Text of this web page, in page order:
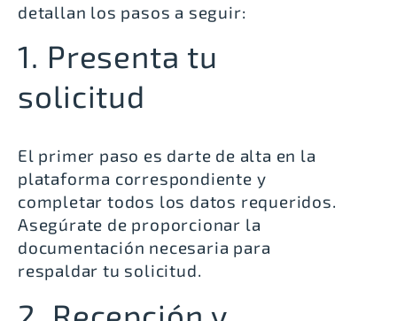
detallan los pasos a seguir:
1. Presenta tu
solicitud
El primer paso es darte de alta en la
plataforma correspondiente y
completar todos los datos requeridos.
Asegúrate de proporcionar la
documentación necesaria para
respaldar tu solicitud.